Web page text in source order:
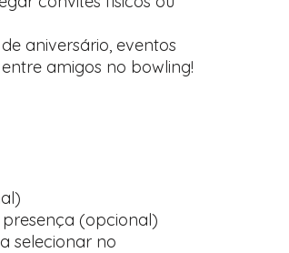
aniversário, eventos
amigos no bowling!
(opcional)
selecionar no